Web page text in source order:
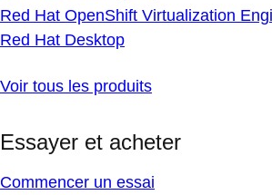
Red Hat OpenShift Virtualization
Red Hat Desktop
Voir tous les produits
Essayer et acheter
Commencer un essai